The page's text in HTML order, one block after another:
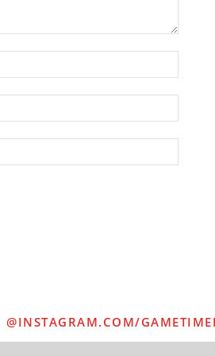
@INSTAGRAM.COM/